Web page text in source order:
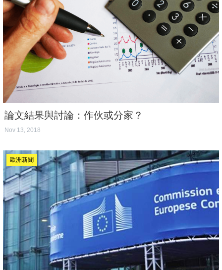
論文結果與討論：作伙或分家？
Nov 13, 2018
歐洲新聞